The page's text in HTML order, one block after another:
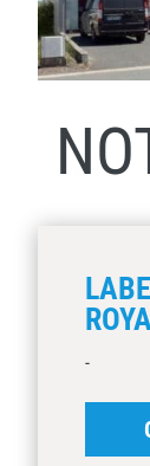
-